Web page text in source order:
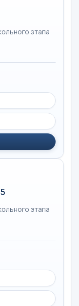
этапа
этапа